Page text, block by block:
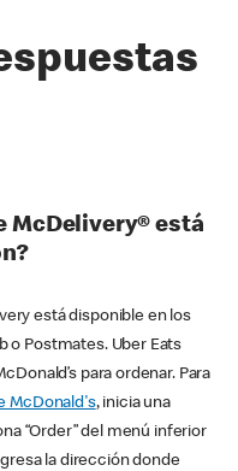
McDelivery® está
está disponible en los
o Postmates. Uber Eats
para ordenar. Para
McDonald's, inicia una
“Order” del menú inferior
la dirección donde